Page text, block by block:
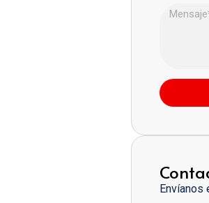
Envíanos